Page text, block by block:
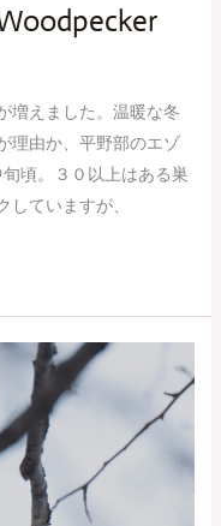
増えました。温暖な冬
理由か、平野部のエゾ
頃。３０以上はある巣
ていますが、